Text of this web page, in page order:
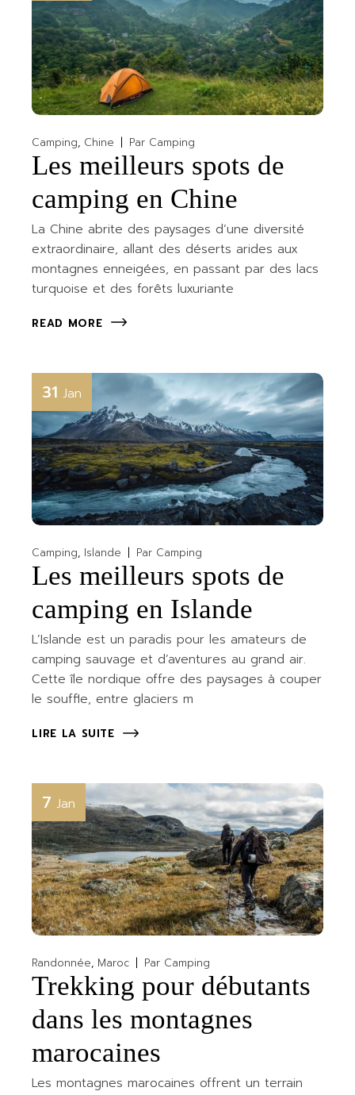
Camping Chine Par Camping
Les meilleurs spots de
camping en Chine
La Chine abrite des paysages d’une diversité
extraordinaire, allant des déserts arides aux
montagnes enneigées, en passant par des lacs
turquoise et des forêts luxuriante
READ MORE
31 Jan
Camping Islande Par Camping
Les meilleurs spots de
camping en Islande
L’Islande est un paradis pour les amateurs de
camping sauvage et d’aventures au grand air.
Cette île nordique offre des paysages à couper
le souffle, entre glaciers m
LIRE LA SUITE
7 Jan
Randonnée Maroc Par Camping
Trekking pour débutants
dans les montagnes
marocaines
Les montagnes marocaines offrent un terrain